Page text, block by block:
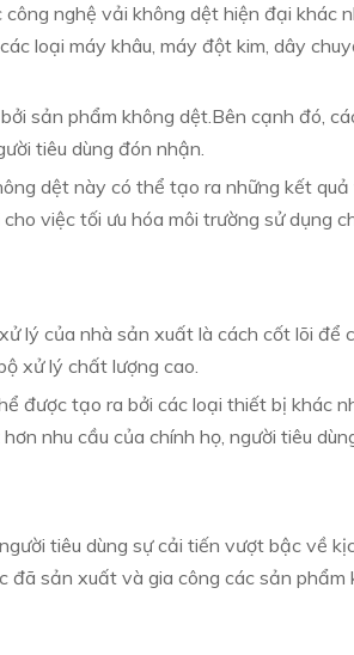
nghệ vải không dệt hiện đại khác
loại máy khâu, máy đột kim, dây
sản phẩm không dệt.Bên cạnh đó,
tiêu dùng đón nhận.
dệt này có thể tạo ra những kết
việc tối ưu hóa môi trường sử dụng
lý của nhà sản xuất là cách cốt lõi
xử lý chất lượng cao.
được tạo ra bởi các loại thiết bị khác
nhu cầu của chính họ, người tiêu
tiêu dùng sự cải tiến vượt bậc về
đã sản xuất và gia công các sản